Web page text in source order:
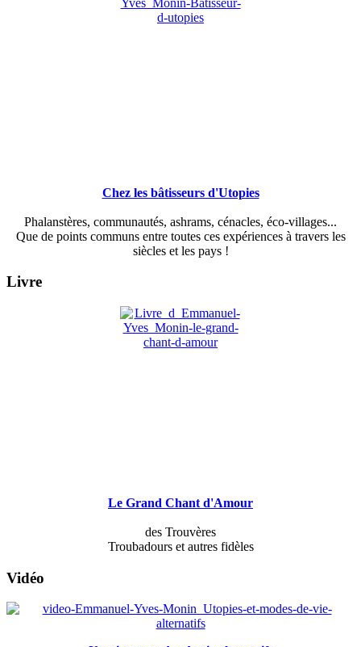
Chez les bâtisseurs d'Utopies
Phalanstères, communautés, ashrams, cénacles, éco-villages...
Que de points communs entre toutes ces expériences à travers les
siècles et les pays !
Livre
Le Grand Chant d'Amour
des Trouvères
Troubadours et autres fidèles
Vidéo